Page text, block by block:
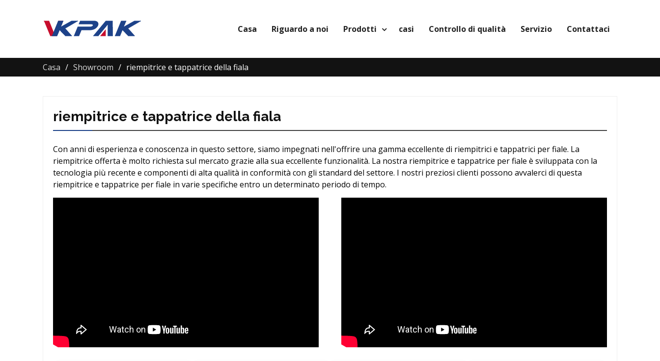
Casa Riguardo a noi Prodotti casi Controllo di qualità Servizio Contattaci
Casa Showroom riempitrice e tappatrice della fiala
riempitrice e tappatrice della fiala
Con anni di esperienza e conoscenza in questo settore, siamo impegnati nell'offrire una gamma eccellente di riempitrici e tappatrici per fiale. La
riempitrice offerta è molto richiesta sul mercato grazie alla sua eccellente funzionalità. La nostra riempitrice e tappatrice per fiale è sviluppata con la
tecnologia più recente e componenti di alta qualità in conformità con gli standard del settore. I nostri preziosi clienti possono avvalerci di questa
riempitrice e tappatrice per fiale in varie specifiche entro un determinato periodo di tempo.